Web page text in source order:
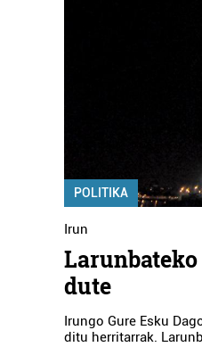
POLITIKA
Irun
dute
Irungo Gure Esku
ditu herritarrak.